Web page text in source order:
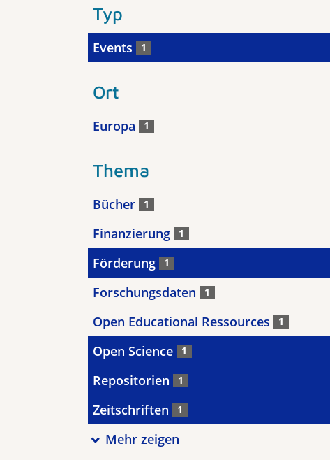
Typ
Events 1
Ort
Europa 1
Thema
Bücher 1
Finanzierung 1
Förderung 1
Forschungsdaten 1
Open Educational Ressources 1
Open Science 1
Repositorien 1
Zeitschriften 1
Mehr zeigen